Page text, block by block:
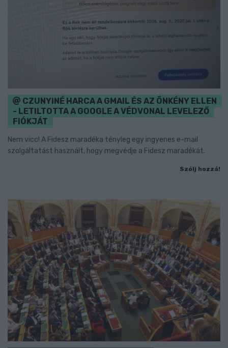
CZUNYINÉ HARCA A GMAIL ÉS AZ ÖNKÉNY ELLEN
- LETILTOTTA A GOOGLE A VÉDVONAL LEVELEZŐ
FIÓKJÁT
Nem vicc! A Fidesz maradéka tényleg egy ingyenes e-mail
szolgáltatást használt, hogy megvédje a Fidesz maradékát.
Szólj hozzá!